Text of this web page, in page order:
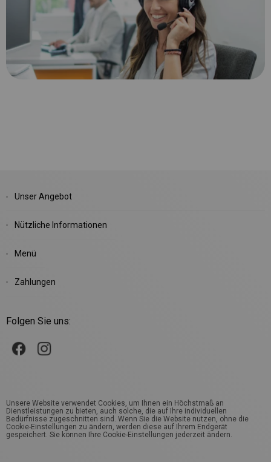
Unser Angebot
Nützliche Informationen
Menü
Zahlungen
Folgen Sie uns:
Unsere Website verwendet Cookies, um Ihnen ein Höchstmaß an
Dienstleistungen zu bieten, auch solche, die auf Ihre individuellen
Bedürfnisse zugeschnitten sind. Wenn Sie die Website nutzen, ohne die
Cookie-Einstellungen zu ändern, werden diese auf Ihrem Endgerät
gespeichert. Sie können Ihre Cookie-Einstellungen jederzeit ändern.